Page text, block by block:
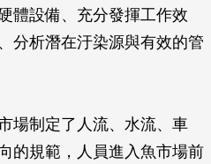
體設備、充分發揮工作效
分析潛在汙染源與有效的管
場制定了人流、水流、車
的規範，人員進入魚市場前